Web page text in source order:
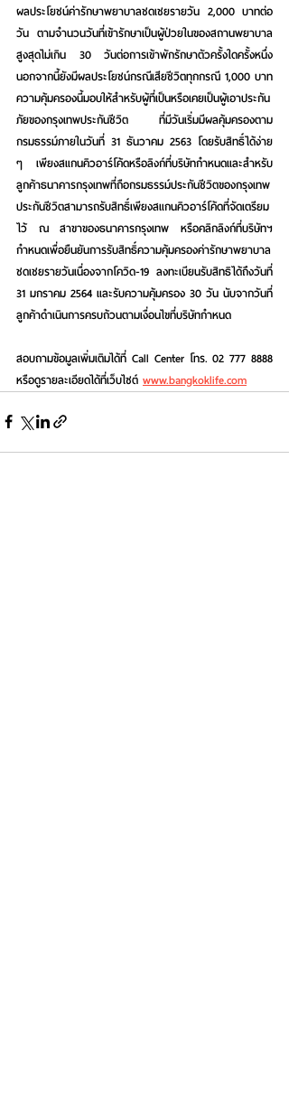
ผลประโยชน์ค่ารักษาพยาบาลชดเชยรายวัน 2,000 บาทต่อ
วัน ตามจำนวนวันที่เข้ารักษาเป็นผู้ป่วยในของสถานพยาบาล
สูงสุดไม่เกิน 30 วันต่อการเข้าพักรักษาตัวครั้งใดครั้งหนึ่ง
นอกจากนี้ยังมีผลประโยชน์กรณีเสียชีวิตทุกกรณี 1,000 บาท
ความคุ้มครองนี้มอบให้สำหรับผู้ที่เป็นหรือเคยเป็นผู้เอาประกัน
ภัยของกรุงเทพประกันชีวิต ที่มีวันเริ่มมีผลคุ้มครองตาม
กรมธรรม์ภายในวันที่ 31 ธันวาคม 2563 โดยรับสิทธิ์ได้ง่าย
ๆ เพียงสแกนคิวอาร์โค้ดหรือลิงก์ที่บริษัทกำหนดและสำหรับ
ลูกค้าธนาคารกรุงเทพที่ถือกรมธรรม์ประกันชีวิตของกรุงเทพ
ประกันชีวิตสามารถรับสิทธิ์เพียงสแกนคิวอาร์โค้ดที่จัดเตรียม
ไว้ ณ สาขาของธนาคารกรุงเทพ หรือคลิกลิงก์ที่บริษัทฯ
กำหนดเพื่อยืนยันการรับสิทธิ์ความคุ้มครองค่ารักษาพยาบาล
ชดเชยรายวันเนื่องจากโควิด-19 ลงทะเบียนรับสิทธิได้ถึงวันที่
31 มกราคม 2564 และรับความคุ้มครอง 30 วัน นับจากวันที่
ลูกค้าดำเนินการครบถ้วนตามเงื่อนไขที่บริษัทกำหนด
สอบถามข้อมูลเพิ่มเติมได้ที่ Call Center โทร. 02 777 8888
หรือดูรายละเอียดได้ที่เว็บไซต์ www.bangkoklife.com